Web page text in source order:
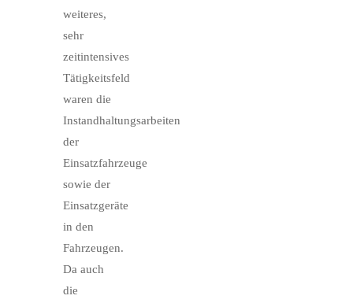
weiteres,
sehr
zeitintensives
Tätigkeitsfeld
waren die
Instandhaltungsarbeiten
der
Einsatzfahrzeuge
sowie der
Einsatzgeräte
in den
Fahrzeugen.
Da auch
die